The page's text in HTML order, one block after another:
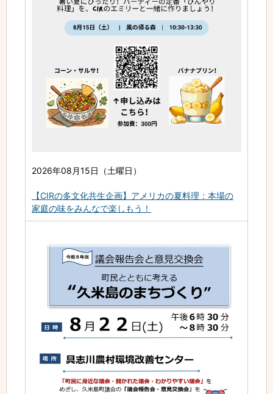
2026年08月15日（土曜日）
【CIRの多文化共生企画】アメリカの夏料理：本場の
家庭の味をみんなで楽しもう！